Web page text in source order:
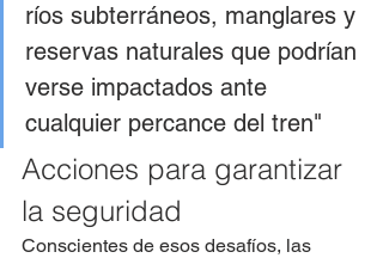
ríos subterráneos, manglares y
reservas naturales que podrían
verse impactados ante
cualquier percance del tren"
Acciones para garantizar
la seguridad
Conscientes de esos desafíos, las